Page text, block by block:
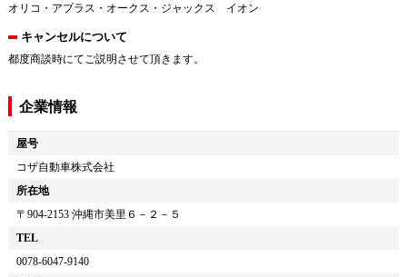
オリコ・アプラス・オークス・ジャックス イオン
キャンセルについて
都度商談時にてご説明させて頂きます。
企業情報
屋号
コザ自動車株式会社
所在地
〒 904-2153 沖縄市美里６－２－５
TEL
0078-6047-9140